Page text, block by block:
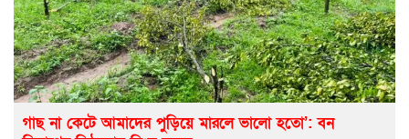
গাছ না কেটে আমাদের পুড়িয়ে মারলে ভালো হতো’: বন